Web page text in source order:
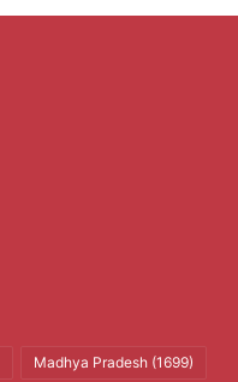
Madhya Pradesh (1699)